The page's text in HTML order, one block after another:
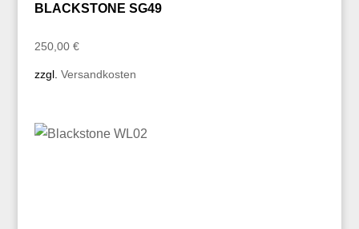
BLACKSTONE SG49
250,00 €
zzgl. Versandkosten